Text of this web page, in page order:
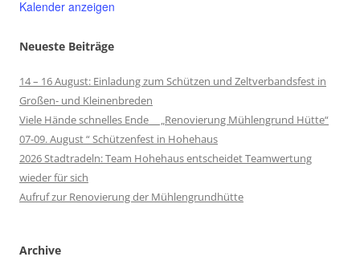
Kalender anzeigen
Neueste Beiträge
14 – 16 August: Einladung zum Schützen und Zeltverbandsfest in
Großen- und Kleinenbreden
Viele Hände schnelles Ende „Renovierung Mühlengrund Hütte“
07-09. August “ Schützenfest in Hohehaus
2026 Stadtradeln: Team Hohehaus entscheidet Teamwertung
wieder für sich
Aufruf zur Renovierung der Mühlengrundhütte
Archive